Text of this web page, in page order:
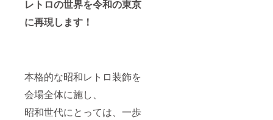
レトロの世界を令和の東京
に再現します！
本格的な昭和レトロ装飾を
会場全体に施し、
昭和世代にとっては、一歩